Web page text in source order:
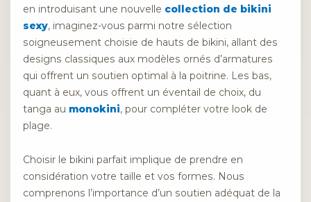
en introduisant une nouvelle collection de bikini
sexy, imaginez-vous parmi notre sélection
soigneusement choisie de hauts de bikini, allant des
designs classiques aux modèles ornés d’armatures
qui offrent un soutien optimal à la poitrine. Les bas,
quant à eux, vous offrent un éventail de choix, du
tanga au monokini, pour compléter votre look de
plage.
Choisir le bikini parfait implique de prendre en
considération votre taille et vos formes. Nous
comprenons l’importance d’un soutien adéquat de la